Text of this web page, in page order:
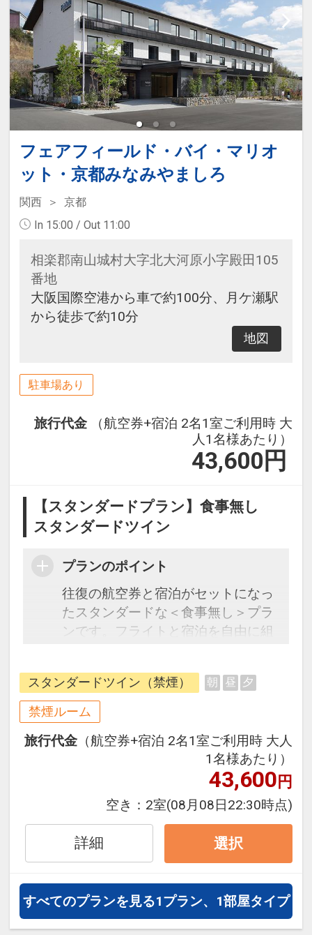
フェアフィールド・バイ・マリオ
ット・京都みなみやましろ
関西
京都
In 15:00 / Out 11:00
相楽郡南山城村大字北大河原小字殿田105
番地
大阪国際空港から車で約100分、月ケ瀬駅
から徒歩で約10分
地図
駐車場あり
旅行代金
（航空券+宿泊 2名1室ご利用時 大
人1名様あたり）
43,600 円
【スタンダードプラン】食事無し
スタンダードツイン
プランのポイント
往復の航空券と宿泊がセットになっ
たスタンダードな＜食事無し＞プラ
ンです。フライトと宿泊を自由に組
ージだから、一都市滞在はもちろん
周遊旅行にも最適！
旅行期間中の1泊だけの宿泊や延
泊・飛び泊なども自由自在です。
フライトは、安心のJAL（または
JALグループ）確約！フライトマイ
オプションでレンタカーや現地交
約）が可能なプランもございます。
スタンダードツイン（禁煙） 朝 昼 夕
禁煙ルーム
旅行代金 （航空券+宿泊 2名1室ご利用時 大人
1名様あたり）
43,600円
空き： 2室(08月08日22:30時点)
詳細 選択
すべてのプランを見る1プラン、1部屋タイプ